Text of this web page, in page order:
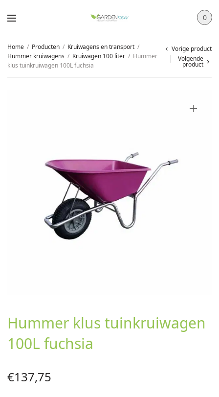
0
Home / Producten / Kruiwagens en transport /
Hummer kruiwagens / Kruiwagen 100 liter / Hummer
klus tuinkruiwagen 100L fuchsia
Vorige product
Volgende
product
Hummer klus tuinkruiwagen
100L fuchsia
€137,75